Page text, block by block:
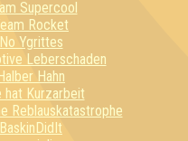
Supercool
Rocket
No Ygrittes
Leberschaden
Hahn
hat Kurzarbeit
Reblauskatastrophe
BaskinDidIt